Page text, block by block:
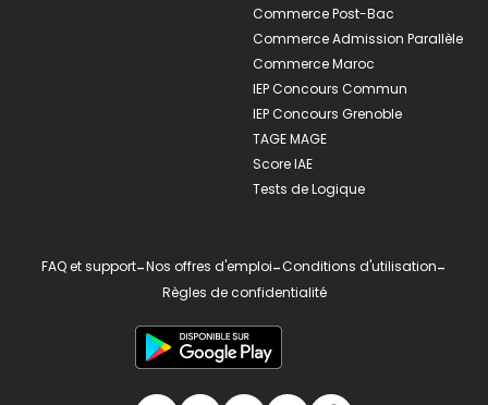
Commerce Post-Bac
Commerce Admission Parallèle
Commerce Maroc
IEP Concours Commun
IEP Concours Grenoble
TAGE MAGE
Score IAE
Tests de Logique
FAQ et support-Nos offres d'emploi-Conditions d'utilisation-
Règles de confidentialité